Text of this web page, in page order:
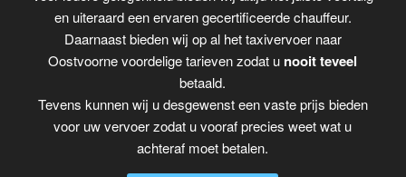
en uiteraard een ervaren gecertificeerde chauffeur.
Daarnaast bieden wij op al het taxivervoer naar
Oostvoorne voordelige tarieven zodat u nooit teveel
betaald.
Tevens kunnen wij u desgewenst een vaste prijs bieden
voor uw vervoer zodat u vooraf precies weet wat u
achteraf moet betalen.